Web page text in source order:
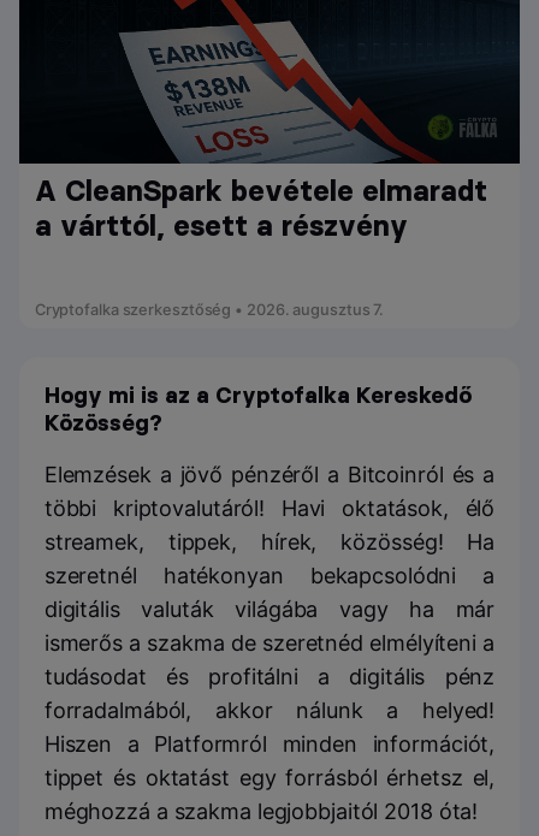
A CleanSpark bevétele elmaradt
a várttól, esett a részvény
Cryptofalka szerkesztőség • 2026. augusztus 7.
Hogy mi is az a Cryptofalka Kereskedő
Közösség?
Elemzések a jövő pénzéről a Bitcoinról és a
többi kriptovalutáról! Havi oktatások, élő
streamek, tippek, hírek, közösség! Ha
szeretnél hatékonyan bekapcsolódni a
digitális valuták világába vagy ha már
ismerős a szakma de szeretnéd elmélyíteni a
tudásodat és profitálni a digitális pénz
forradalmából, akkor nálunk a helyed!
Hiszen a Platformról minden információt,
tippet és oktatást egy forrásból érhetsz el,
méghozzá a szakma legjobbjaitól 2018 óta!